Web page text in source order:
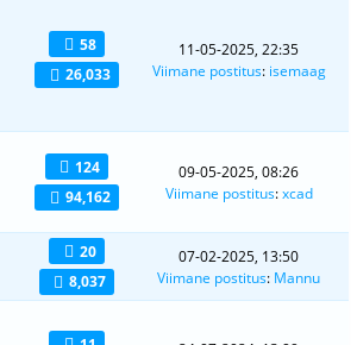
58
26,033
11-05-2025, 22:35
Viimane postitus: isemaag
124
94,162
09-05-2025, 08:26
Viimane postitus:xcad
20
8,037
07-02-2025, 13:50
Viimane postitus: Mannu